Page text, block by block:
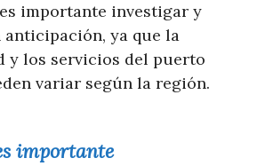
importante investigar y
ya que la
y los servicios del puerto
variar según la región.
importante